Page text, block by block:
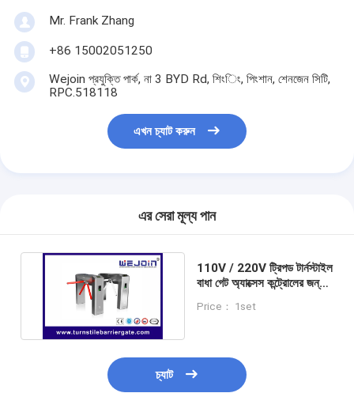
ভিডিও
আমাদের সম্বন্ধে
Mr. Frank Zhang
+86 15002051250
Wejoin প্রযুক্তি পার্ক, না 3 BYD Rd, শিংিং, পিংশান, শেনজেন সিটি,
RPC.518118
এখন চ্যাট করুন
এর সেরা মূল্য পান
110V / 220V ট্রিপড টার্নস্টাইল
বাধা গেট অ্যাক্সেস কন্ট্রোলের জন্য
Price： 1set
চ্যাট